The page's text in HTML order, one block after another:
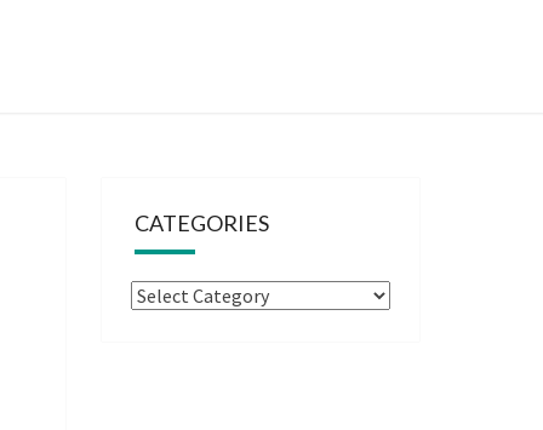
CATEGORIES
Categories